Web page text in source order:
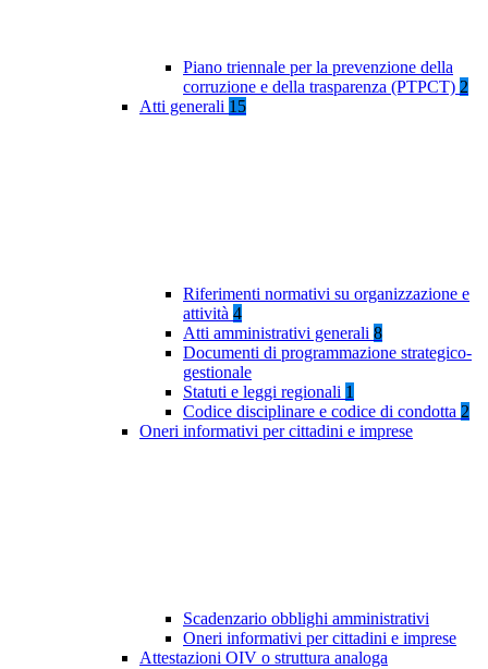
Piano triennale per la prevenzione della
corruzione e della trasparenza (PTPCT) 2
Atti generali 15
Riferimenti normativi su organizzazione e
attività 4
Atti amministrativi generali 8
Documenti di programmazione strategico-
gestionale
Statuti e leggi regionali 1
Codice disciplinare e codice di condotta 2
Oneri informativi per cittadini e imprese
Scadenzario obblighi amministrativi
Oneri informativi per cittadini e imprese
Attestazioni OIV o struttura analoga